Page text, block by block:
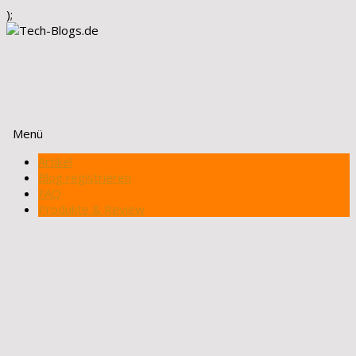
);
Menü
Zum
Inhalt
springen
Artikel
Blog registrieren
FAQ
Produkte & Review